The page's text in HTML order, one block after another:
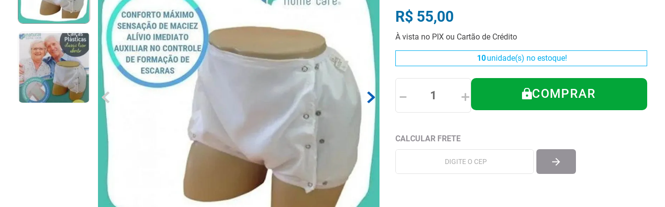
R$ 55,00
À vista no PIX ou Cartão de Crédito
10unidade(s) no estoque!
＋
－ COMPRAR